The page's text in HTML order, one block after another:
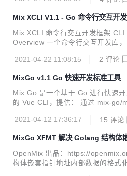
调度任务 也可以使用 RunF 采用闭
塞执行，可以使用 p.Start() 启动
Mix XCLI V1.1 - Go 命令行交互开
Mix XCLI 命令行交互开发框架
Overview 一个命令行交互开发库，
获与处理、程序后台执行等命令行
cli Quick start package main import ( "github.com/mix-go/
xcli" "github.com/mix-go/xcli/flag"
2021-04-22 11:08:15 2 评论
MixGo v1.1 Go 快速开发标准工具
Mix Go 是一个基于 Go 进行快速
的 Vue CLI，提供： 通过 mix-go/
code>api</
即用</li> <li>可选择是否需要&nbsp;<code>.env</code>&nb
sp;环境配置</li> <li>可
2021-04-12 17:36:17 15 评论
MixGo XFMT 解决 Golang 结构体
地址
OpenMix 出品：https://
构体嵌套指针地址内部数据的格式